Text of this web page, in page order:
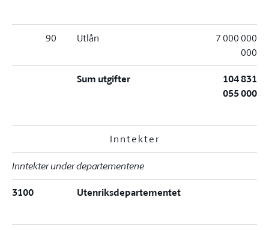
90 Utlån
7 000 000
000
Sum utgifter
104 831
055 000
Inntekter
Inntekter under departementene
3100 Utenriksdepartementet